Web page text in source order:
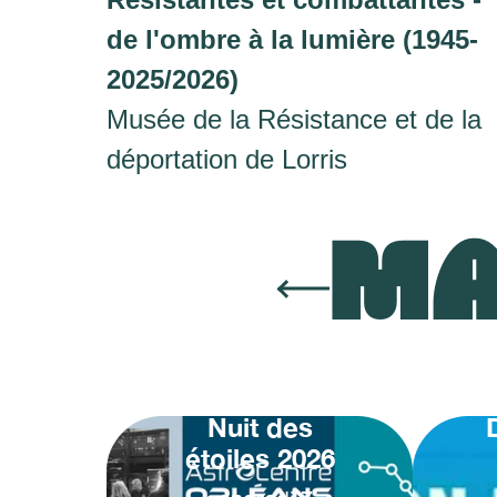
de l'ombre à la lumière (1945-
2025/2026)
Musée de la Résistance et de la
déportation de Lorris
Nuit des
étoiles 2026